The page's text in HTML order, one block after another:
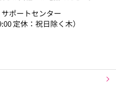
ポートセンター
定休：祝日除く木）